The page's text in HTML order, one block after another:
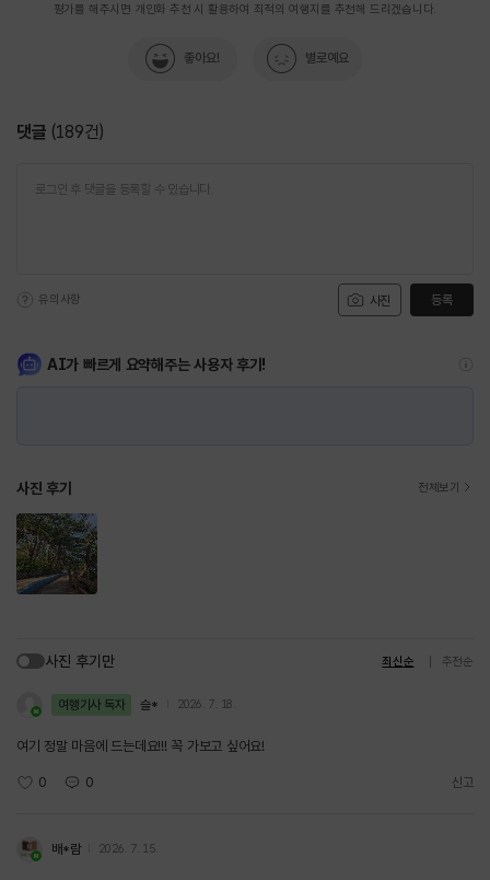
평가를 해주시면 개인화 추천 시 활용하여 최적의 여행지를 추천해 드리겠습니다.
좋아요! 별로예요
댓글 (189건)
사진
유의사항 등록
AI가 빠르게 요약해주는 사용자 후기!
사진 후기 전체보기
사진 후기만 최신순 추천순
여행기사 독자 슬* 2026. 7. 18.
여기 정말 마음에 드는데요!!! 꼭 가보고 싶어요!
0 0 신고
배*람 2026. 7. 15.